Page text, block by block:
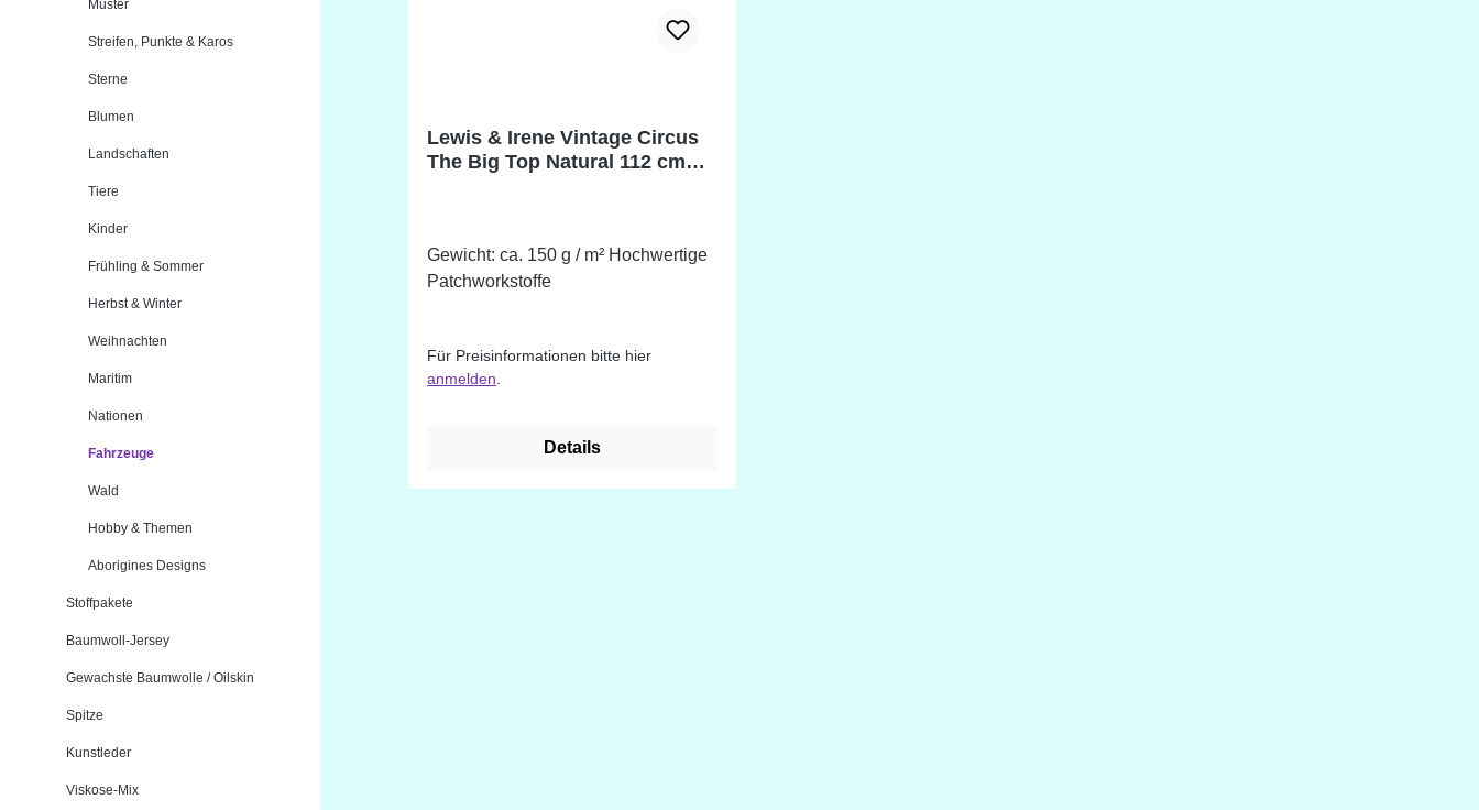
Muster
Streifen, Punkte & Karos
Sterne
Blumen
Landschaften
Tiere
Kinder
Frühling & Sommer
Herbst & Winter
Weihnachten
Maritim
Nationen
Fahrzeuge
Wald
Hobby & Themen
Aborigines Designs
Stoffpakete
Baumwoll-Jersey
Gewachste Baumwolle / Oilskin
Spitze
Kunstleder
Viskose-Mix
Lewis & Irene Vintage Circus
The Big Top Natural 112 cm
Gewicht: ca. 150 g / m² Hochwertige
Patchworkstoffe
Für Preisinformationen bitte hier
anmelden
Details